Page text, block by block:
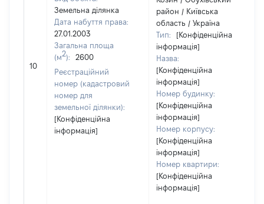
10
Земельна ділянка
Дата набуття права:
27.01.2003
Загальна площа
(м2):
2600
Реєстраційний
номер (кадастровий
номер для
земельної ділянки):
[Конфіденційна
інформація]
район / Київська
область / Україна
Тип:
[Конфіденційна
інформація]
Назва:
[Конфіденційна
інформація]
Номер будинку:
[Конфіденційна
інформація]
Номер корпусу:
[Конфіденційна
інформація]
Номер квартири:
[Конфіденційна
інформація]